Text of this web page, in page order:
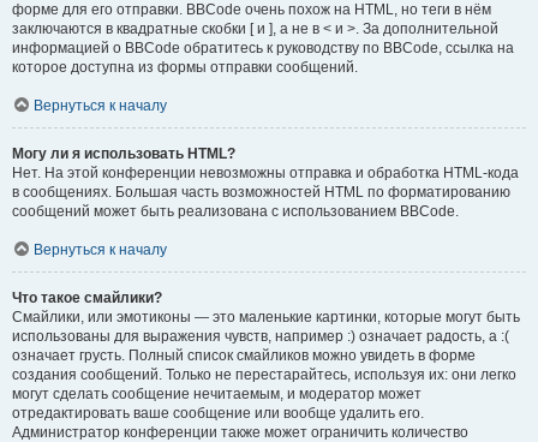
форме для его отправки. BBCode очень похож на HTML, но теги в нём
заключаются в квадратные скобки [ и ], а не в < и >. За дополнительной
информацией о BBCode обратитесь к руководству по BBCode, ссылка на
которое доступна из формы отправки сообщений.
Вернуться к началу
Могу ли я использовать HTML?
Нет. На этой конференции невозможны отправка и обработка HTML-кода
в сообщениях. Большая часть возможностей HTML по форматированию
сообщений может быть реализована с использованием BBCode.
Вернуться к началу
Что такое смайлики?
Смайлики, или эмотиконы — это маленькие картинки, которые могут быть
использованы для выражения чувств, например :) означает радость, а :(
означает грусть. Полный список смайликов можно увидеть в форме
создания сообщений. Только не перестарайтесь, используя их: они легко
могут сделать сообщение нечитаемым, и модератор может
отредактировать ваше сообщение или вообще удалить его.
Администратор конференции также может ограничить количество